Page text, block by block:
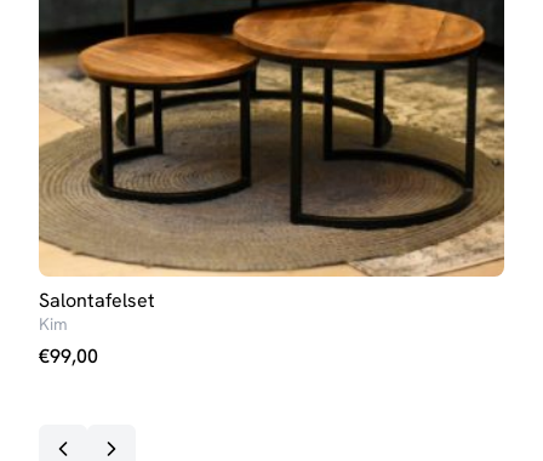
Salontafelset
Kim
€99,00